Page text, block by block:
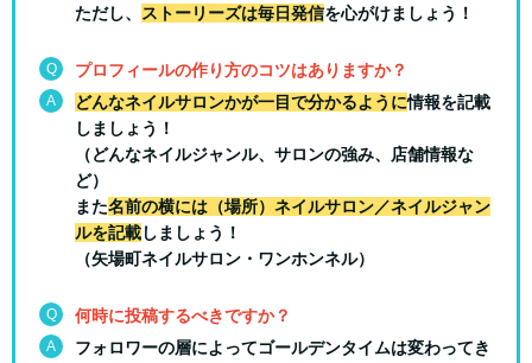
ただし、
ストーリーズは毎日発信を心がけましょう！
Q プロフィールの作り方のコツはありますか？
A どんなネイルサロンかが一目で分かるように情報を記載
しましょう！
（どんなネイルジャンル、サロンの強み、店舗情報な
ど）
また名前の横には（場所）ネイルサロン／ネイルジャン
ルを記載しましょう！
（矢場町ネイルサロン・ワンホンネル）
Q 何時に投稿するべきですか？
A
フォロワーの層によってゴールデンタイムは変わってき